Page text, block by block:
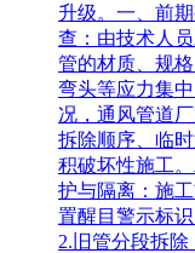
升级。一、前
查：由技术人
管的材质、规
弯头等应力集
况，通风管道
拆除顺序、临
积破坏性施工
护与隔离：施
置醒目警示标
2.旧管分段拆